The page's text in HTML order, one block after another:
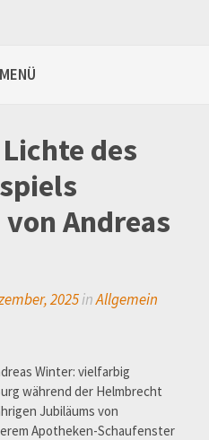
MENÜ
des
Andreas
2025inAllgemein
Winter: vielfarbig
während der Helmbrecht
Jubiläums von
Apotheken-Schaufenster